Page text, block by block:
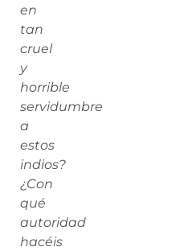
en
tan
cruel
y
horrible
servidumbre
a
estos
indios?
¿Con
qué
autoridad
hacéis